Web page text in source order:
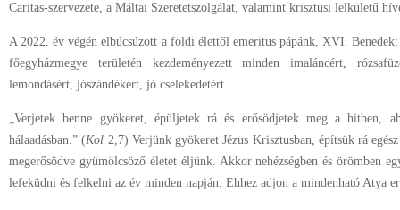
Caritas-szervezete, a Máltai Szeretetszolgálat, valamint krisztusi lelkületű
A 2022. év végén elbúcsúzott a földi élettől emeritus pápánk, XVI.
főegyházmegye területén kezdeményezett minden imaláncért,
lemondásért, jószándékért, jó cselekedetért.
„Verjetek benne gyökeret, épüljetek rá és erősödjetek meg a hitben,
hálaadásban.” (Kol 2,7) Verjünk gyökeret Jézus Krisztusban, építsük rá
megerősödve gyümölcsöző életet éljünk. Akkor nehézségben és örömben
lefeküdni és felkelni az év minden napján. Ehhez adjon a mindenható Atya